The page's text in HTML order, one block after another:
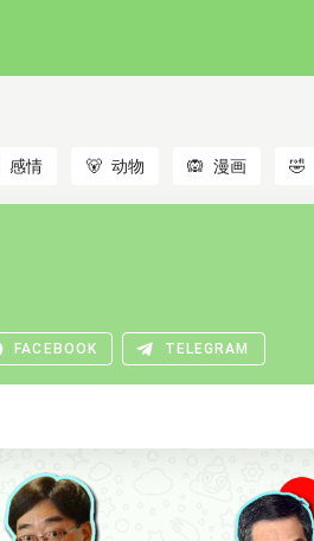
感情 🐻 动物 🙉 漫画 🤣
FACEBOOK TELEGRAM